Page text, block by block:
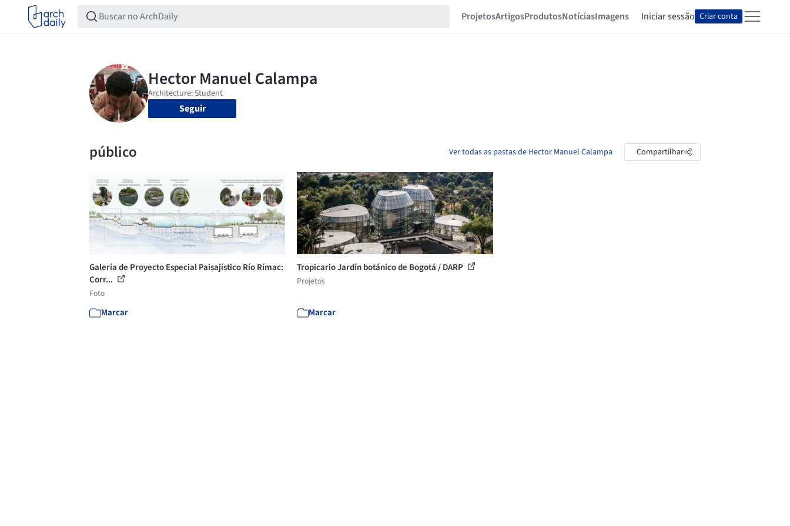
ProjetosArtigosProdutosNotíciasImagens Iniciar sessão Criar conta
Seguir
público Ver todas as pastas de Hector Manuel Calampa Compartilhar
Galería de Proyecto Especial Paisajístico Río Rímac:
Corr...
Foto
Marcar
Tropicario Jardín botánico de Bogotá / DARP
Projetos
Marcar